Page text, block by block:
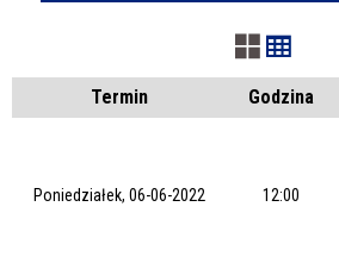
Kategoria
Termin Godzina
Poniedziałek, 06-06-2022 12:00